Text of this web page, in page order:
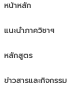
หน้าหลัก
แนะนำภาควิชาฯ
หลักสูตร
ข่าวสารและกิจกรรม